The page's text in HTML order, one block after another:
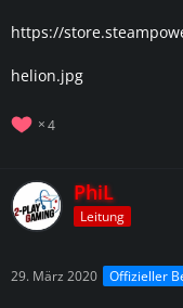
https://
helion.jpg
4
PhiL
Leitung
29. März 2020 Offizieller